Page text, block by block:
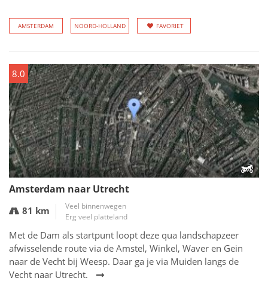
AMSTERDAM NOORD-HOLLAND FAVORIET
8.0
Amsterdam naar Utrecht
81 km
Veel binnenwegen
Erg veel platteland
Met de Dam als startpunt loopt deze qua landschapzeer
afwisselende route via de Amstel, Winkel, Waver en Gein
naar de Vecht bij Weesp. Daar ga je via Muiden langs de
Vecht naar Utrecht.